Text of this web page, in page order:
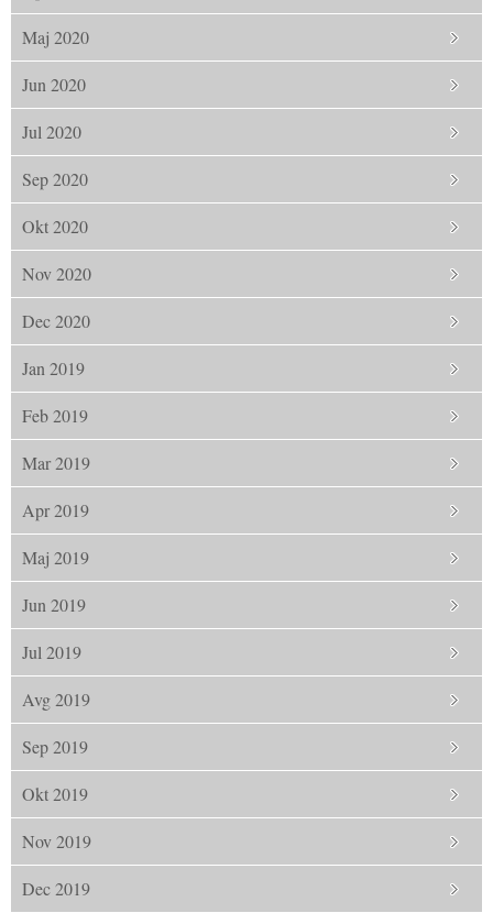
Maj 2020
Jun 2020
Jul 2020
Sep 2020
Okt 2020
Nov 2020
Dec 2020
Jan 2019
Feb 2019
Mar 2019
Apr 2019
Maj 2019
Jun 2019
Jul 2019
Avg 2019
Sep 2019
Okt 2019
Nov 2019
Dec 2019